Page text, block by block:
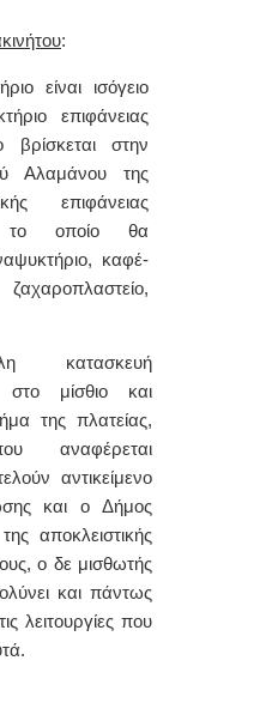
:
είναι ισόγειο
επιφάνειας
στην
Αλαμάνου της
επιφάνειας
οποίο θα
καφέ-
κατασκευή
μίσθιο και
της πλατείας,
αναφέρεται
αντικείμενο
και ο Δήμος
αποκλειστικής
ο δε μισθωτής
και πάντως
λειτουργίες που